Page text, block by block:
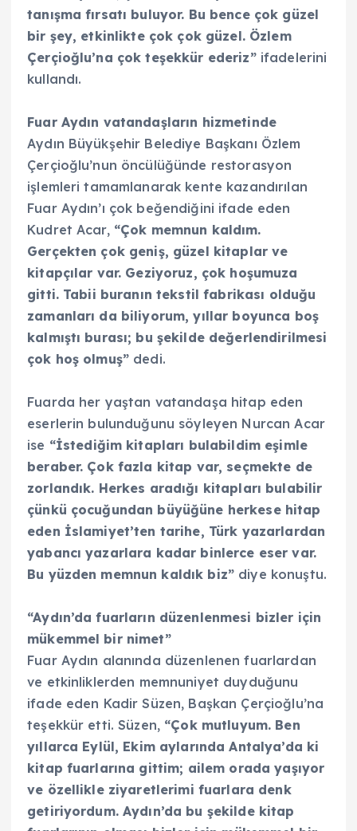
tanışma fırsatı buluyor. Bu bence çok güzel
bir şey, etkinlikte çok çok güzel. Özlem
Çerçioğlu’na çok teşekkür ederiz”ifadelerini
kullandı.
Fuar Aydın vatandaşların hizmetinde
Aydın Büyükşehir Belediye Başkanı Özlem
Çerçioğlu’nun öncülüğünde restorasyon
işlemleri tamamlanarak kente kazandırılan
Fuar Aydın’ı çok beğendiğini ifade eden
Kudret Acar, “Çok memnun kaldım.
Gerçekten çok geniş, güzel kitaplar ve
kitapçılar var. Geziyoruz, çok hoşumuza
gitti. Tabii buranın tekstil fabrikası olduğu
zamanları da biliyorum, yıllar boyunca boş
kalmıştı burası; bu şekilde değerlendirilmesi
çok hoş olmuş” dedi.
Fuarda her yaştan vatandaşa hitap eden
eserlerin bulunduğunu söyleyen Nurcan Acar
ise “İstediğim kitapları bulabildim eşimle
beraber. Çok fazla kitap var, seçmekte de
zorlandık. Herkes aradığı kitapları bulabilir
çünkü çocuğundan büyüğüne herkese hitap
eden İslamiyet’ten tarihe, Türk yazarlardan
yabancı yazarlara kadar binlerce eser var.
Bu yüzden memnun kaldık biz” diye konuştu.
“Aydın’da fuarların düzenlenmesi bizler için
mükemmel bir nimet”
Fuar Aydın alanında düzenlenen fuarlardan
ve etkinliklerden memnuniyet duyduğunu
ifade eden Kadir Süzen, Başkan Çerçioğlu’na
teşekkür etti. Süzen, “Çok mutluyum. Ben
yıllarca Eylül, Ekim aylarında Antalya’da ki
kitap fuarlarına gittim; ailem orada yaşıyor
ve özellikle ziyaretlerimi fuarlara denk
getiriyordum. Aydın’da bu şekilde kitap